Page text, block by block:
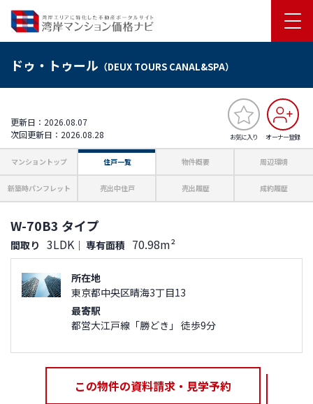
ドゥ・トゥール （DEUX TOURS CANAL&SPA）
お気に入り オーナー登録
更新日：2026.08.07
次回更新日：2026.08.28
マンショントップ 住戸一覧 物件概要 周辺環境
新築時パンフレット 売出中住戸 売出履歴 成約履歴
W-70B3 タイプ
間取り 3LDK ｜ 専有面積 70.98m²
所在地
東京都中央区晴海3丁目13
最寄駅
都営大江戸線「勝どき」 徒歩9分
この物件の資料請求・見学予約